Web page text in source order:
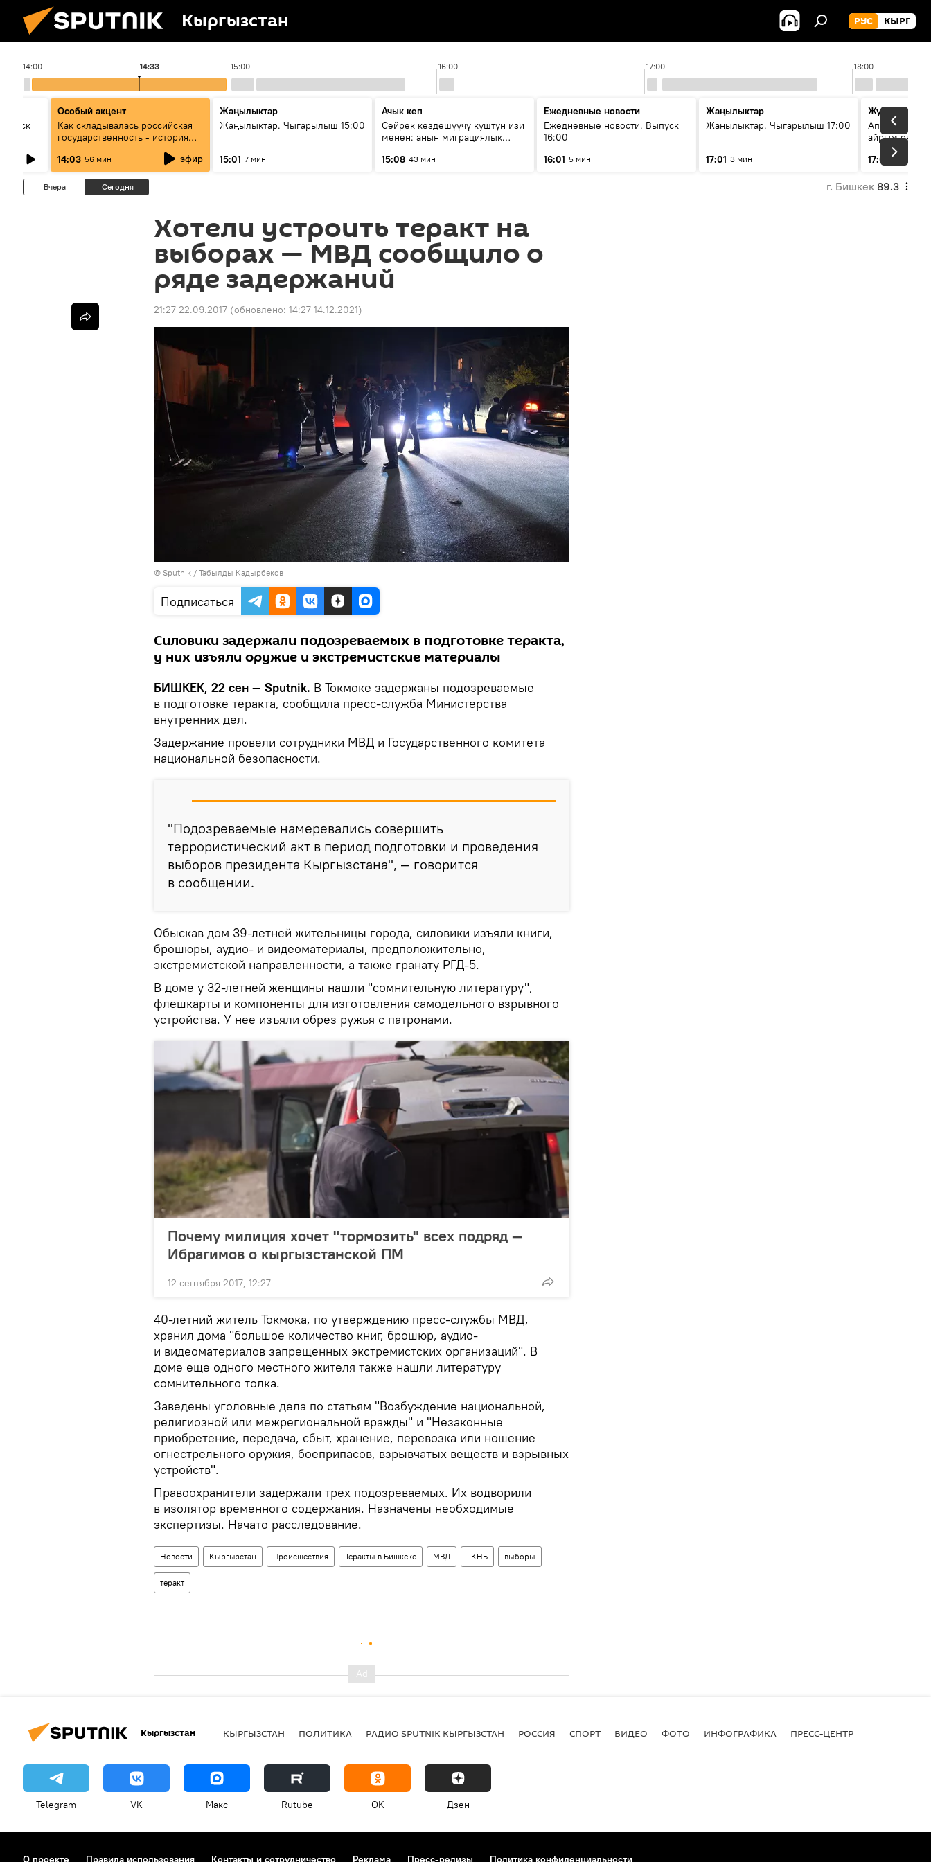
Кыргызстан РУС КЫРГ
14:00 15:00 16:00 17:00 18:00
14:33
Особый акцент
Как складывалась российская
государственность - история
России и геополитика Евразии
глазами аналитиков
14:03 56 мин эфир
Жаңылыктар
Жаңылыктар. Чыгарылыш 15:00
15:01 7 мин
Ачык кеп
Сейрек кездешүүчү куштун изи
менен: анын миграциялык
15:08 43 мин
Ежедневные новости
Ежедневные новости. Выпуск
16:00
16:01 5 мин
Жаңылыктар
Жаңылыктар. Чыгарылыш 17:00
17:01 3 мин
Жума
Апта ичинде
айрым
17:05
Вчера Сегодня г. Бишкек 89.3
Хотели устроить теракт на
выборах — МВД сообщило о
ряде задержаний
21:27 22.09.2017 (обновлено: 14:27 14.12.2021)
© Sputnik / Табылды Кадырбеков
Подписаться
Силовики задержали подозреваемых в подготовке теракта,
у них изъяли оружие и экстремистские материалы
БИШКЕК, 22 сен — Sputnik. В Токмоке задержаны подозреваемые
в подготовке теракта, сообщила пресс-служба Министерства
внутренних дел.
Задержание провели сотрудники МВД и Государственного комитета
национальной безопасности.
"Подозреваемые намеревались совершить
террористический акт в период подготовки и проведения
выборов президента Кыргызстана", — говорится
в сообщении.
Обыскав дом 39-летней жительницы города, силовики изъяли книги,
брошюры, аудио- и видеоматериалы, предположительно,
экстремистской направленности, а также гранату РГД-5.
В доме у 32-летней женщины нашли "сомнительную литературу",
флешкарты и компоненты для изготовления самодельного взрывного
устройства. У нее изъяли обрез ружья с патронами.
Почему милиция хочет "тормозить" всех подряд —
Ибрагимов о кыргызстанской ПМ
12 сентября 2017, 12:27
40-летний житель Токмока, по утверждению пресс-службы МВД,
хранил дома "большое количество книг, брошюр, аудио-
и видеоматериалов запрещенных экстремистских организаций". В
доме еще одного местного жителя также нашли литературу
сомнительного толка.
Заведены уголовные дела по статьям "Возбуждение национальной,
религиозной или межрегиональной вражды" и "Незаконные
приобретение, передача, сбыт, хранение, перевозка или ношение
огнестрельного оружия, боеприпасов, взрывчатых веществ и взрывных
устройств".
Правоохранители задержали трех подозреваемых. Их водворили
в изолятор временного содержания. Назначены необходимые
экспертизы. Начато расследование.
Новости Кыргызстан Происшествия Теракты в Бишкеке МВД ГКНБ выборы
теракт
Кыргызстан КЫРГЫЗСТАН ПОЛИТИКА РАДИО SPUTNIK КЫРГЫЗСТАН РОССИЯ СПОРТ ВИДЕО ФОТО ИНФОГРАФИКА ПРЕСС-ЦЕНТР
Telegram VK Макс Rutube OK Дзен
О проекте Правила использования Контакты и сотрудничество Реклама Пресс-релизы Политика конфиденциальности